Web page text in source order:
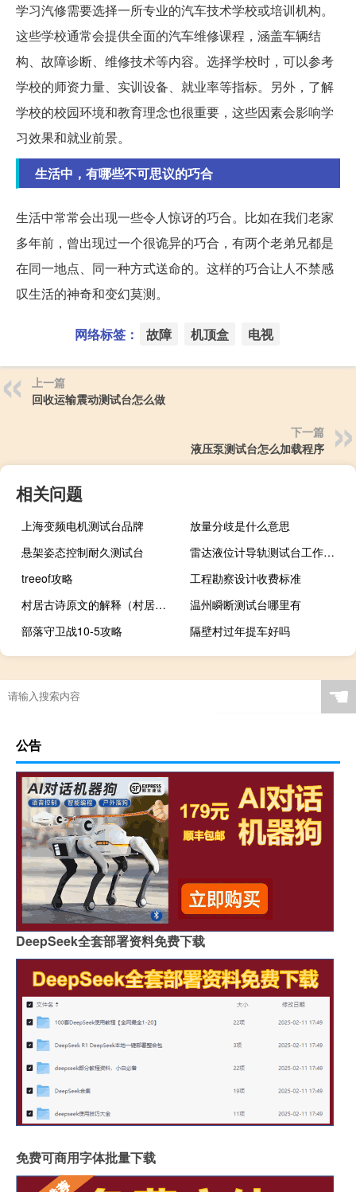
学习汽修需要选择一所专业的汽车技术学校或培训机构。
这些学校通常会提供全面的汽车维修课程，涵盖车辆结
构、故障诊断、维修技术等内容。选择学校时，可以参考
学校的师资力量、实训设备、就业率等指标。另外，了解
学校的校园环境和教育理念也很重要，这些因素会影响学
习效果和就业前景。
生活中，有哪些不可思议的巧合
生活中常常会出现一些令人惊讶的巧合。比如在我们老家
多年前，曾出现过一个很诡异的巧合，有两个老弟兄都是
在同一地点、同一种方式送命的。这样的巧合让人不禁感
叹生活的神奇和变幻莫测。
网络标签： 故障 机顶盒 电视
上一篇
回收运输震动测试台怎么做
下一篇
液压泵测试台怎么加载程序
相关问题
上海变频电机测试台品牌
放量分歧是什么意思
悬架姿态控制耐久测试台
雷达液位计导轨测试台工作原理
treeof攻略
工程勘察设计收费标准
村居古诗原文的解释（村居古诗原文及翻译）
温州瞬断测试台哪里有
部落守卫战10-5攻略
隔壁村过年提车好吗
☚
公告
DeepSeek全套部署资料免费下载
免费可商用字体批量下载